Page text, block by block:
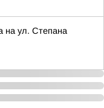
на ул. Степана